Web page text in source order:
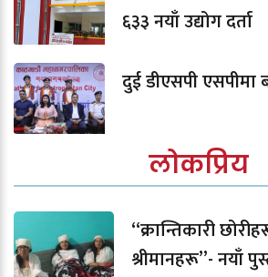
६३३ नयाँ उद्योग दर्ता
दुई डीएसपी एसपीमा
लोकप्रिय
“क्रान्तिकारी
श्रीमानहरू”- नयाँ